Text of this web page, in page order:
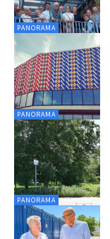
PANORAMA
PANORAMA
PANORAMA